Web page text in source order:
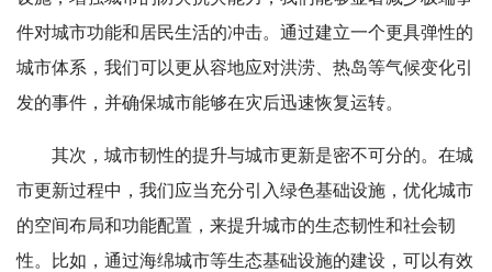
件对城市功能和居民生活的冲击。通过建立一个更具弹性的
城市体系，我们可以更从容地应对洪涝、热岛等气候变化引
发的事件，并确保城市能够在灾后迅速恢复运转。
其次，城市韧性的提升与城市更新是密不可分的。在城
市更新过程中，我们应当充分引入绿色基础设施，优化城市
的空间布局和功能配置，来提升城市的生态韧性和社会韧
性。比如，通过海绵城市等生态基础设施的建设，可以有效